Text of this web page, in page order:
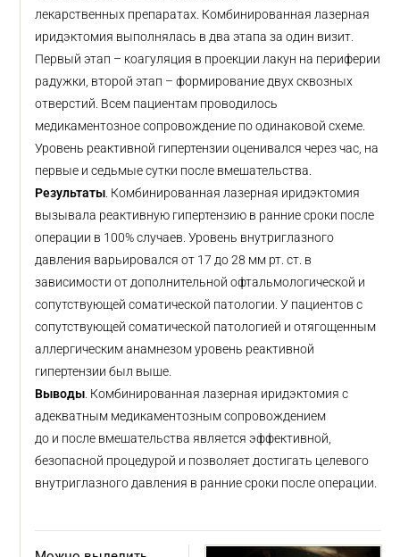
лекарственных препаратах. Комбинированная лазерная
иридэктомия выполнялась в два этапа за один визит.
Первый этап – коагуляция в проекции лакун на периферии
радужки, второй этап – формирование двух сквозных
отверстий. Всем пациентам проводилось
медикаментозное сопровождение по одинаковой схеме.
Уровень реактивной гипертензии оценивался через час, на
первые и седьмые сутки после вмешательства.
Результаты . Комбинированная лазерная иридэктомия
вызывала реактивную гипертензию в ранние сроки после
операции в 100% случаев. Уровень внутриглазного
давления варьировался от 17 до 28 мм рт. ст. в
зависимости от дополнительной офтальмологической и
сопутствующей соматической патологии. У пациентов с
сопутствующей соматической патологией и отягощенным
аллергическим анамнезом уровень реактивной
гипертензии был выше.
Выводы . Комбинированная лазерная иридэктомия с
адекватным медикаментозным сопровождением
до и после вмешательства является эффективной,
безопасной процедурой и позволяет достигать целевого
внутриглазного давления в ранние сроки после операции.